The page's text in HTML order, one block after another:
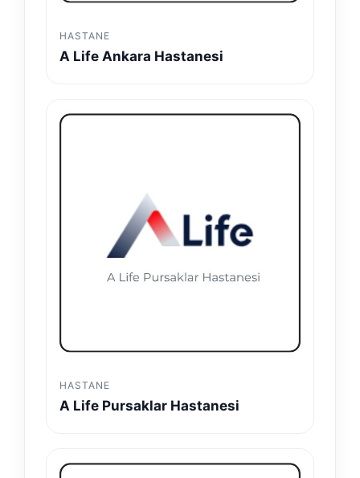
HASTANE
A Life Ankara Hastanesi
HASTANE
A Life Pursaklar Hastanesi